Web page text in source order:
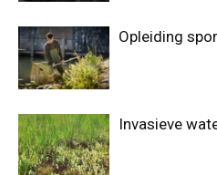
Opleiding
Invasieve